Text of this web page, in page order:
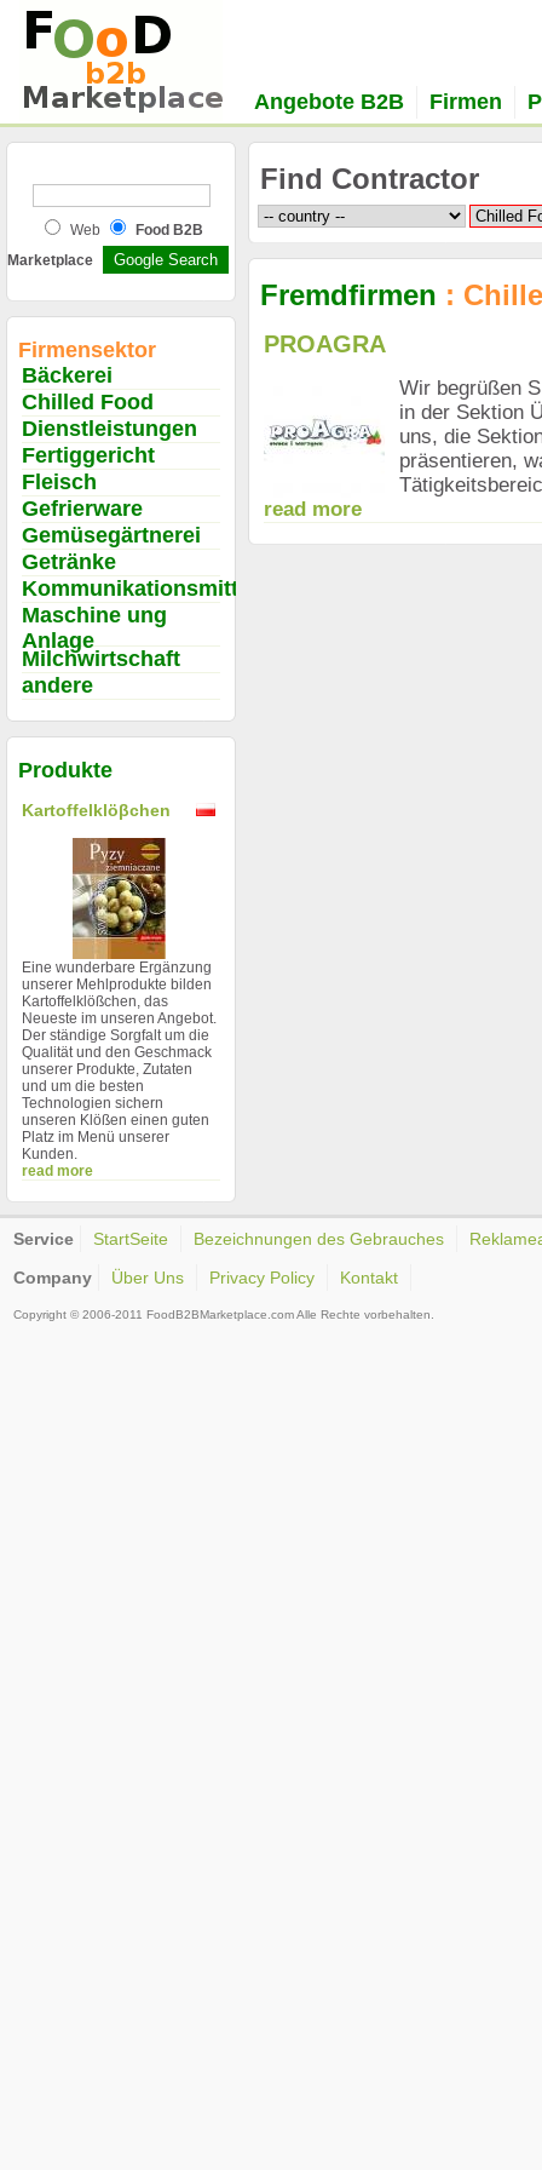
Angebote B2B Firmen
Web
Food B2B
Marketplace
Firmensektor
Bäckerei
Chilled Food
Dienstleistungen
Fertiggericht
Fleisch
Gefrierware
Gemüsegärtnerei
Getränke
Kommunikationsmittel
Maschine ung
Anlage
Milchwirtschaft
andere
Produkte
Kartoffelklöβchen
Eine wunderbare Ergänzung
unserer Mehlprodukte bilden
Kartoffelklößchen, das
Neueste im unseren Angebot.
Der ständige Sorgfalt um die
Qualität und den Geschmack
unserer Produkte, Zutaten
und um die besten
Technologien sichern
unseren Klößen einen guten
Platz im Menü unserer
Kunden.
read more
Find Contractor
Fremdfirmen :
PROAGRA
Wir begrüßen
in der Sektion
uns, die
präsentieren,
read more
Service StartSeite Bezeichnungen des Gebrauches
Company
Über Uns Privacy Policy Kontakt
Copyright © 2006-2011 FoodB2BMarketplace.com Alle Rechte vorbehalten.